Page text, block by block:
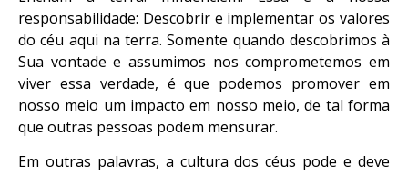
responsabilidade: Descobrir e implementar os valores
do céu aqui na terra. Somente quando descobrimos à
Sua vontade e assumimos nos comprometemos em
viver essa verdade, é que podemos promover em
nosso meio um impacto em nosso meio, de tal forma
que outras pessoas podem mensurar.
Em outras palavras, a cultura dos céus pode e deve